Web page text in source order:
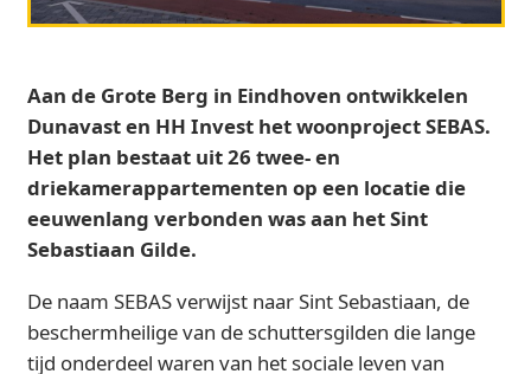
Aan de Grote Berg in Eindhoven ontwikkelen
Dunavast en HH Invest het woonproject SEBAS.
Het plan bestaat uit 26 twee- en
driekamerappartementen op een locatie die
eeuwenlang verbonden was aan het Sint
Sebastiaan Gilde.
De naam SEBAS verwijst naar Sint Sebastiaan, de
beschermheilige van de schuttersgilden die lange
tijd onderdeel waren van het sociale leven van